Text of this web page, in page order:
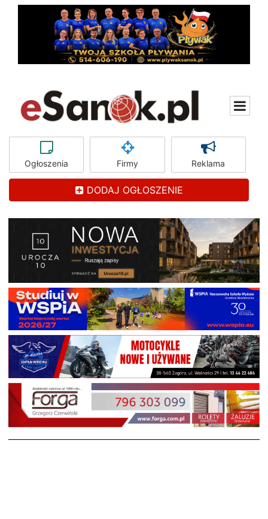
Ogłoszenia Firmy Reklama
DODAJ OGŁOSZENIE